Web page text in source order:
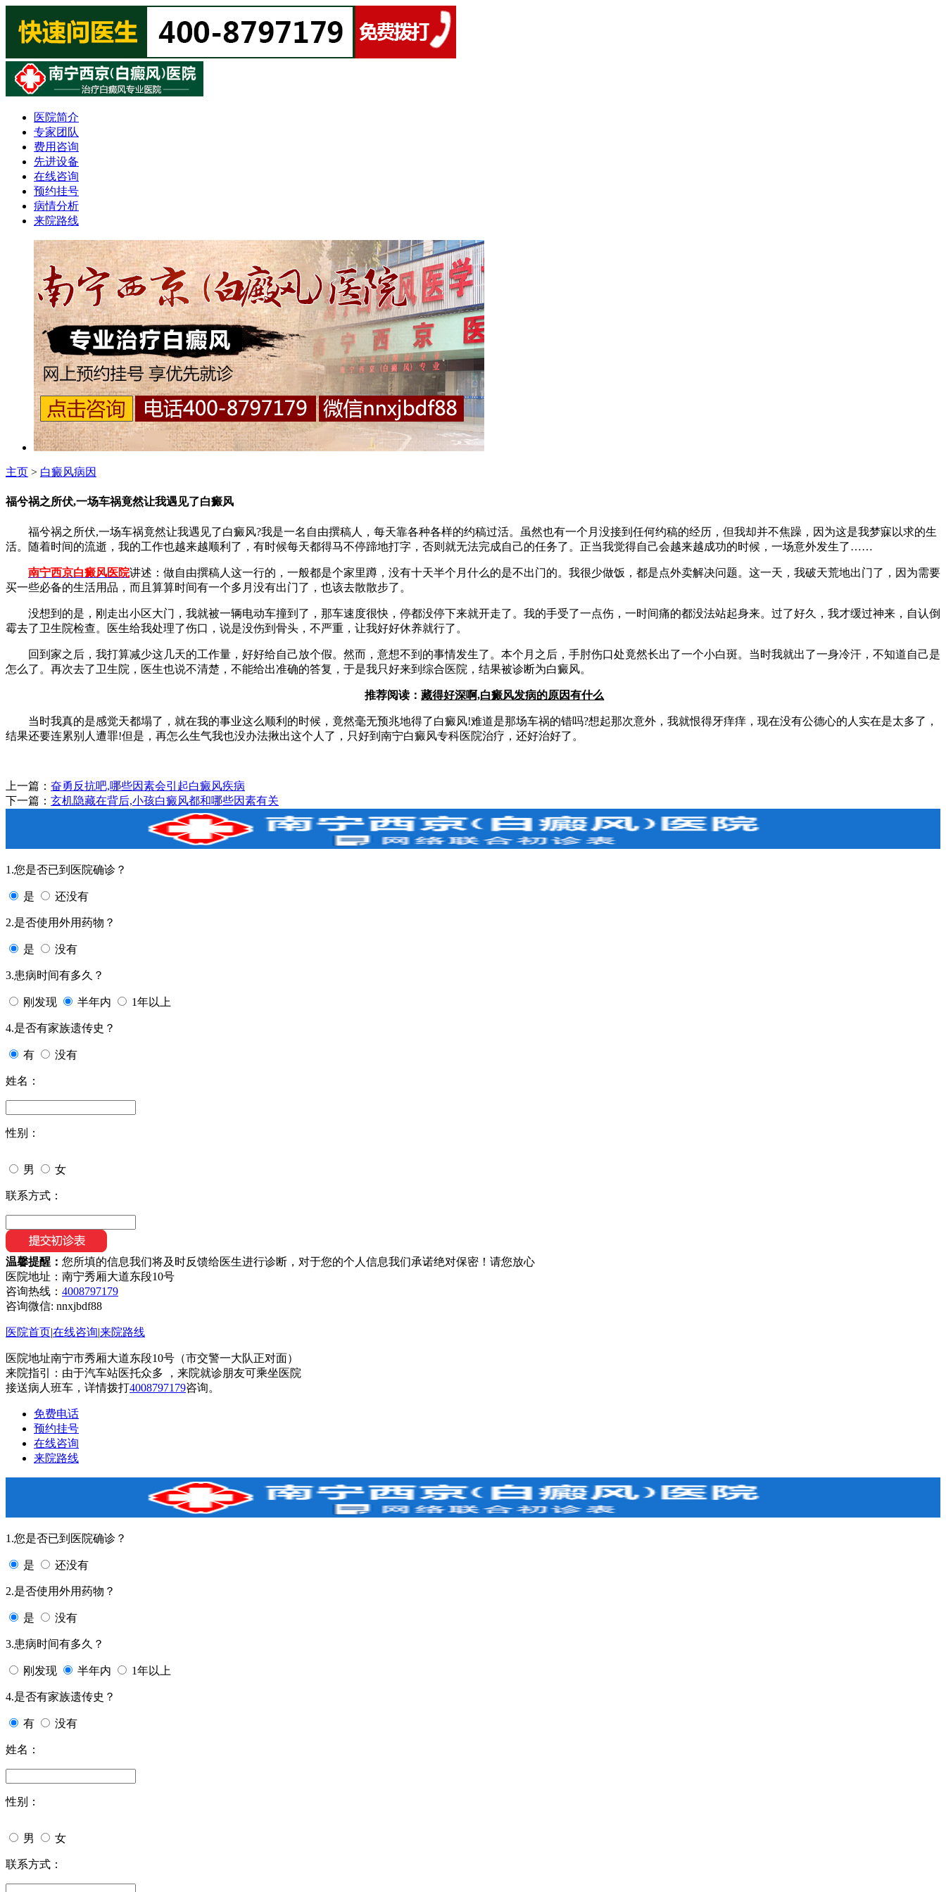
医院简介
专家团队
费用咨询
先进设备
在线咨询
预约挂号
病情分析
来院路线
主页 > 白癜风病因
福兮祸之所伏,一场车祸竟然让我遇见了白癜风
福兮祸之所伏,一场车祸竟然让我遇见了白癜风?我是一名自由撰稿人，每天靠各种各样的约稿过活。虽然也有一个月没接到任何约稿的经历，但我却并不焦躁，因为这是我梦寐以求的生
活。随着时间的流逝，我的工作也越来越顺利了，有时候每天都得马不停蹄地打字，否则就无法完成自己的任务了。正当我觉得自己会越来越成功的时候，一场意外发生了……
南宁西京白癜风医院讲述：做自由撰稿人这一行的，一般都是个家里蹲，没有十天半个月什么的是不出门的。我很少做饭，都是点外卖解决问题。这一天，我破天荒地出门了，因为需要
买一些必备的生活用品，而且算算时间有一个多月没有出门了，也该去散散步了。
没想到的是，刚走出小区大门，我就被一辆电动车撞到了，那车速度很快，停都没停下来就开走了。我的手受了一点伤，一时间痛的都没法站起身来。过了好久，我才缓过神来，自认倒
霉去了卫生院检查。医生给我处理了伤口，说是没伤到骨头，不严重，让我好好休养就行了。
回到家之后，我打算减少这几天的工作量，好好给自己放个假。然而，意想不到的事情发生了。本个月之后，手肘伤口处竟然长出了一个小白斑。当时我就出了一身冷汗，不知道自己是
怎么了。再次去了卫生院，医生也说不清楚，不能给出准确的答复，于是我只好来到综合医院，结果被诊断为白癜风。
推荐阅读： 藏得好深啊,白癜风发病的原因有什么
当时我真的是感觉天都塌了，就在我的事业这么顺利的时候，竟然毫无预兆地得了白癜风!难道是那场车祸的错吗?想起那次意外，我就恨得牙痒痒，现在没有公德心的人实在是太多了，
结果还要连累别人遭罪!但是，再怎么生气我也没办法揪出这个人了，只好到南宁白癜风专科医院治疗，还好治好了。
上一篇： 奋勇反抗吧,哪些因素会引起白癜风疾病
下一篇： 玄机隐藏在背后,小孩白癜风都和哪些因素有关
1.您是否已到医院确诊？
是 还没有
2.是否使用外用药物？
是 没有
3.患病时间有多久？
刚发现 半年内 1年以上
4.是否有家族遗传史？
有 没有
姓名：
性别：
男 女
联系方式：
温馨提醒： 您所填的信息我们将及时反馈给医生进行诊断，对于您的个人信息我们承诺绝对保密！请您放心
医院地址：南宁秀厢大道东段10号
咨询热线： 4008797179
咨询微信: nnxjbdf88
医院首页|在线咨询|来院路线
医院地址南宁市秀厢大道东段10号（市交警一大队正对面）
来院指引：由于汽车站医托众多 ，来院就诊朋友可乘坐医院
接送病人班车，详情拨打4008797179咨询。
免费电话
预约挂号
在线咨询
来院路线
1.您是否已到医院确诊？
是 还没有
2.是否使用外用药物？
是 没有
3.患病时间有多久？
刚发现 半年内 1年以上
4.是否有家族遗传史？
有 没有
姓名：
性别：
男 女
联系方式：